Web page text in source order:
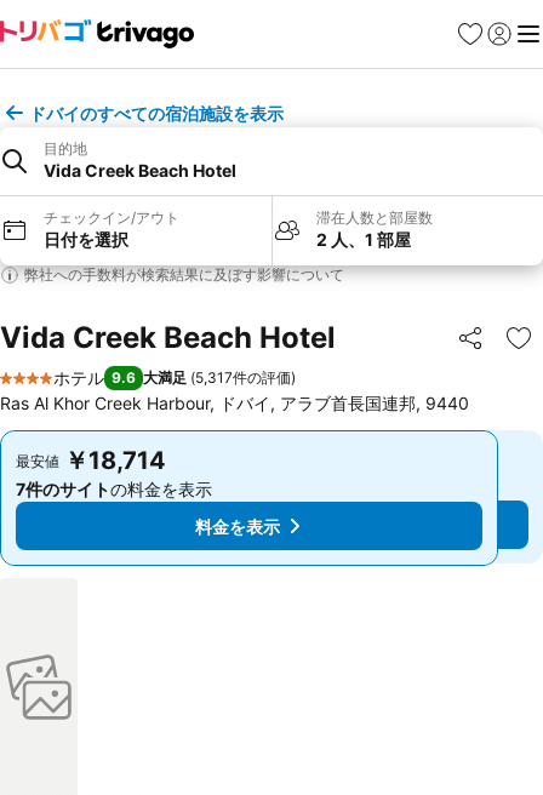
お気に入り
ログイ
メ
ドバイのすべての宿泊施設を表示
目的地
Vida Creek Beach Hotel
チェックイン/アウト
日付を選択
滞在人数と部屋数
2 人、1 部屋
弊社への手数料が検索結果に及ぼす影響について
Vida Creek Beach Hotel シェア
お
4 ホテルのランク
ホテル 9.6 大満足 (5,317件の評価)
Ras Al Khor Creek Harbour, ドバイ, アラブ首長国連邦, 9440
最安値 ￥18,714
7件のサイトの料金を表示
料金を表示
最安値 ￥18,714
7件のサイトの料金を表示
料金を表示